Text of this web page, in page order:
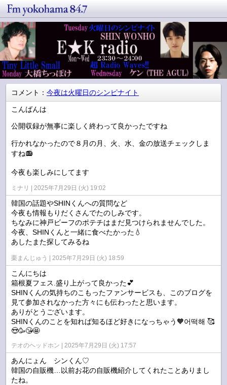
コメント： 今夜は火曜日のシンピナイト
こんばんは
公開収録が無事に楽しく終わって良かったですね
行かれなかったので８月の月、火、水、金の放送チェックしま
すね📻️
今夜も楽しみにしてます
ミナリ 2025年7月29日 (火) 19:02
韓国の話題やSHINくんへの質問など
今夜も情報もりだくさんでたのしみです。
ちなみに神戸ビーフのポテチはまだ見つけられませんでした。
今夜、SHINくんと一緒に食べたかった💧
あしたまた探してみるね
栗まんじゅう 2025年7月29日 (火) 18:59
こんにちは
箱根夏フェス.盛り上がって良かった💕
SHINくんの気持ちのこもったファンサービスも、このブログを
見て参加されなかった方々にも伝わったと思います。
ありがとうございます。
SHINくんのことを知れば知るほど好きになっちゃう🧡어떡해 🥰
😍🥳😘🤩
テオのヘッドホン 2025年7月29日 (火) 17:57
あんにょん シンくん♡
韓国の自販機…以前お花の自販機紹介してくれたことありまし
たね。